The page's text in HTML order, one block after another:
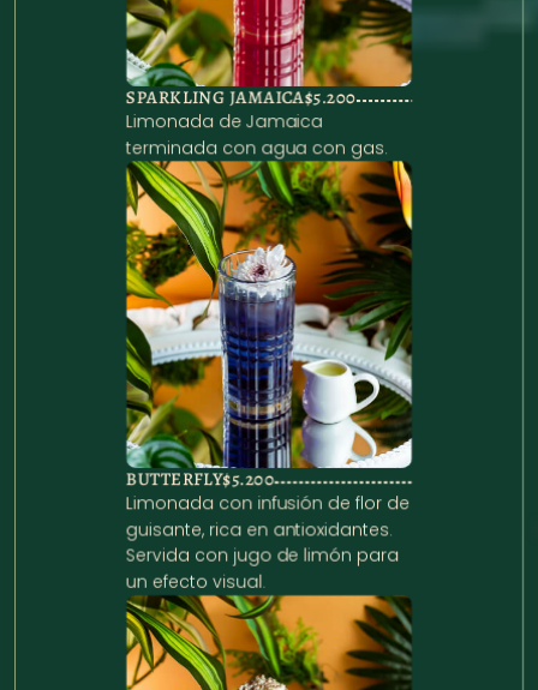
SPARKLING JAMAICA$5.200
Limonada de Jamaica
terminada con agua con gas.
BUTTERFLY$5.200
Limonada con infusión de flor de
guisante, rica en antioxidantes.
Servida con jugo de limón para
un efecto visual.